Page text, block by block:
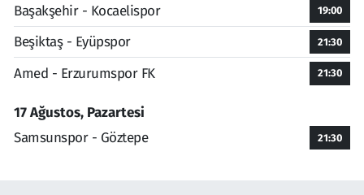
Başakşehir - Kocaelispor
19:00
Beşiktaş - Eyüpspor 21:30
Amed - Erzurumspor FK 21:30
17 Ağustos, Pazartesi
Samsunspor - Göztepe
21:30